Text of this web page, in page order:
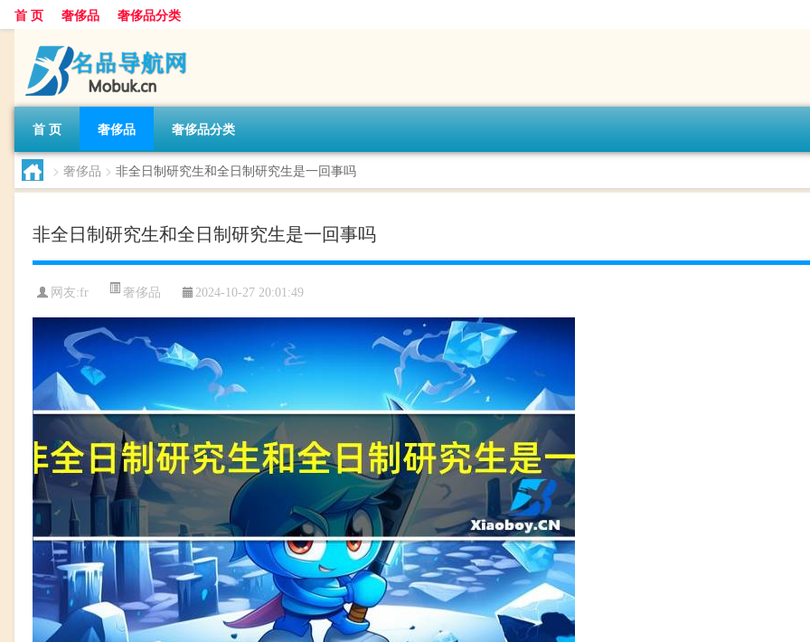
首 页 奢侈品 奢侈品分类
首 页 奢侈品 奢侈品分类
> 奢侈品 > 非全日制研究生和全日制研究生是一回事吗
非全日制研究生和全日制研究生是一回事吗
网友:fr 奢侈品 2024-10-27 20:01:49